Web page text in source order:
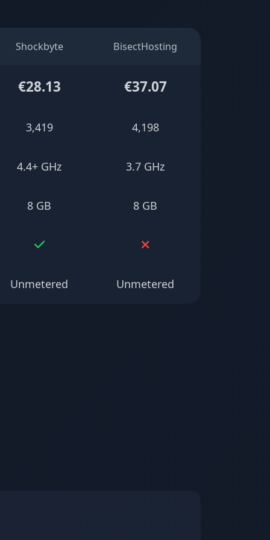
Shockbyte BisectHosting
€28.13 €37.07
3,419 4,198
4.4+ GHz 3.7 GHz
8 GB 8 GB
Unmetered Unmetered